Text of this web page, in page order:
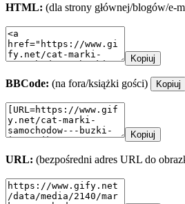
HTML: (dla strony głównej/blogów/e-
Kopiuj
BBCode: (na fora/książki gości) Kopiuj
Kopiuj
URL: (bezpośredni adres URL do